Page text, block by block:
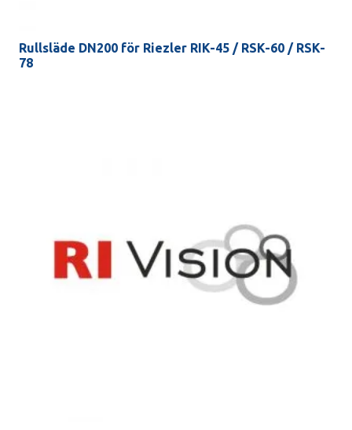
Rullsläde DN200 för Riezler RIK-45 / RSK-60 / RSK-
78